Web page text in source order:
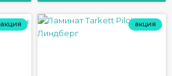
акция акция